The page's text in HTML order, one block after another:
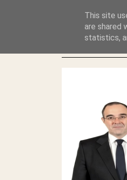
ΛΕΗΛΑΣΙΑ ΚΑΙ ΕΓΚΛΗΜΑ ?
This site
are shared
statistics,